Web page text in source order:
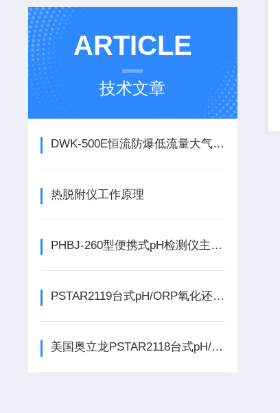
ARTICLE
技术文章
DWK-500E恒流防爆低流量大气采样器主要功能
热脱附仪工作原理
PHBJ-260型便携式pH检测仪主要特点
PSTAR2119台式pH/ORP氧化还原电位测量仪包含什么配置
美国奥立龙PSTAR2118台式pH/ORP水质测量仪功能特点